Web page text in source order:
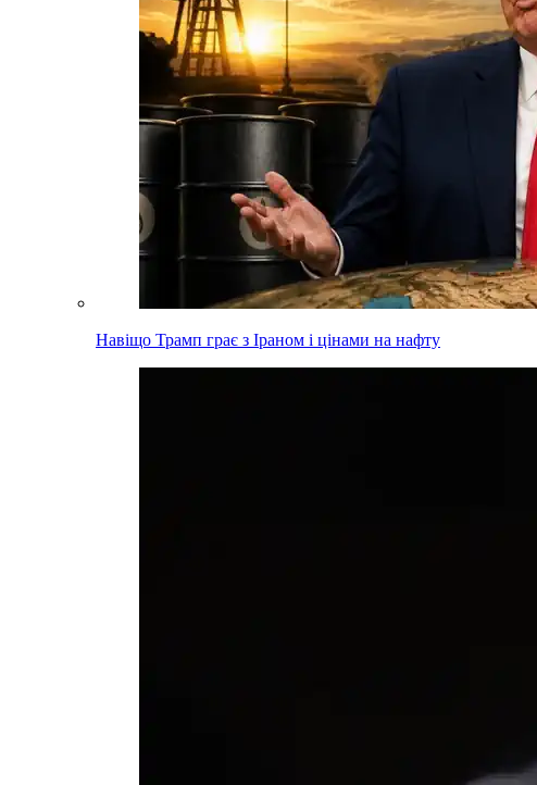
Навіщо Трамп грає з Іраном і цінами на нафту